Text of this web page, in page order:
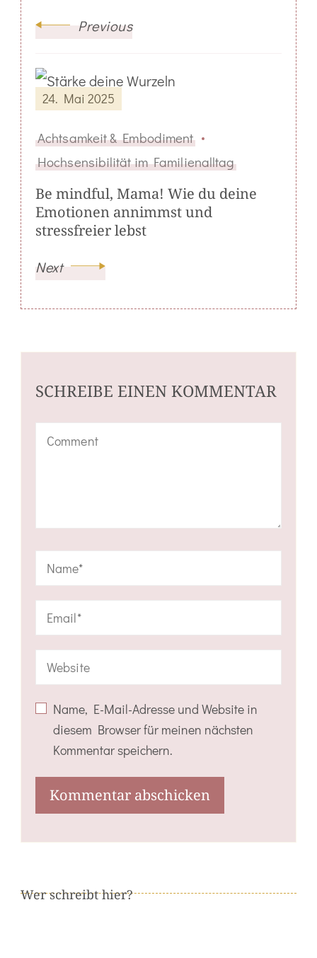
Previous
24. Mai 2025
Achtsamkeit & Embodiment
Hochsensibilität im Familienalltag
Be mindful, Mama! Wie du deine
Emotionen annimmst und
stressfreier lebst
Next
SCHREIBE EINEN KOMMENTAR
Name, E-Mail-Adresse und Website in
diesem Browser für meinen nächsten
Kommentar speichern.
Wer schreibt hier?